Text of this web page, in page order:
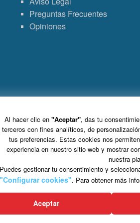
Preguntas Frecuentes
Opiniones
S.L. Tomo 15717, Folio 126, Hoja
C/ Marie Curie 5 Edificio Alpha 3ª planta,
una ayuda de la Unión Europea sometida al régimen
a la aplicación de los artículos 107 y 108 del Tratado
un contrato formativo para la obtención de la práctica
FSE+ 2021-2027, hasta una tasa
Al hacer clic en "Aceptar", das tu
terceros con fines analíticos, de
tus preferencias. Estas cookies nos
experiencia en nuestro sitio web y mostrar
nuestra
Puedes gestionar tu consentimiento y
"Configurar cookies". Para obtener más
Aceptar